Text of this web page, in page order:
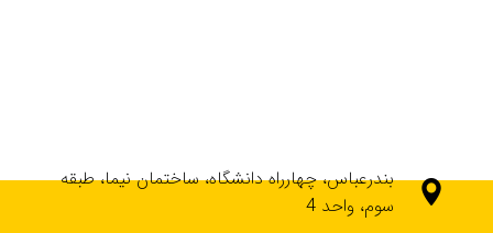
بندرعباس، چهارراه دانشگاه، ساختمان نیما، طبقه
سوم، واحد 4